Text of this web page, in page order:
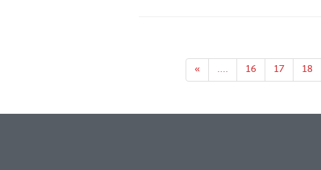
« .... 16 17 18